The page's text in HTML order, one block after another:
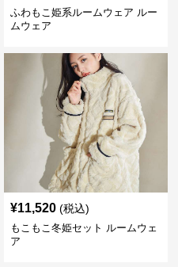
ふわもこ姫系ルームウェア ルー
ムウェア
¥11,520 (税込)
もこもこ冬姫セット ルームウェ
ア